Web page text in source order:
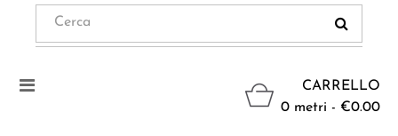
CARRELLO
0 metri - €0.00
Navigazione